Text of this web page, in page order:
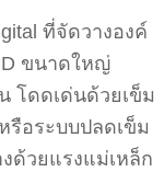
ที่จัดวางองค์
ขนาดใหญ่
โดดเด่นด้วยเข็ม
รือระบบปลดเข็ม
ด้วยแรงแม่เหล็ก